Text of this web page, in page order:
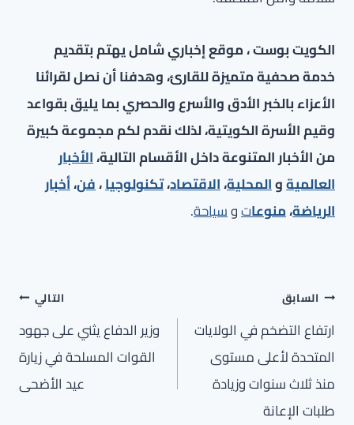
الكويت بوست ، موقع إخباري شامل يهتم بتقديم
خدمة صحفية متميزة للقارئ، وهدفنا أن نصل لقرائنا
الأعزاء بالخبر الأدق والأسرع والحصري بما يليق بقواعد
وقيم الأسرة الكويتية، لذلك نقدم لكم مجموعة كبيرة
من الأخبار المتنوعة داخل الأقسام التالية،الأخبار
العالميةوالمحلية،الاقتصاد،تكنولوجيا،فن،أخبار
الرياضة،منوعاتوسياحة.
تصفّح
المقالات
السابق
ارتفاع التضخم في الولايات
المتحدة لأعلى مستوى
منذ ثلاث سنوات وزيادة
طلبات الإعانة
التالي
وزير الدفاع يثني على جهود
القوات المسلحة في زيارة
عيد الأضحى